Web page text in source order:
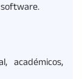
académicos,